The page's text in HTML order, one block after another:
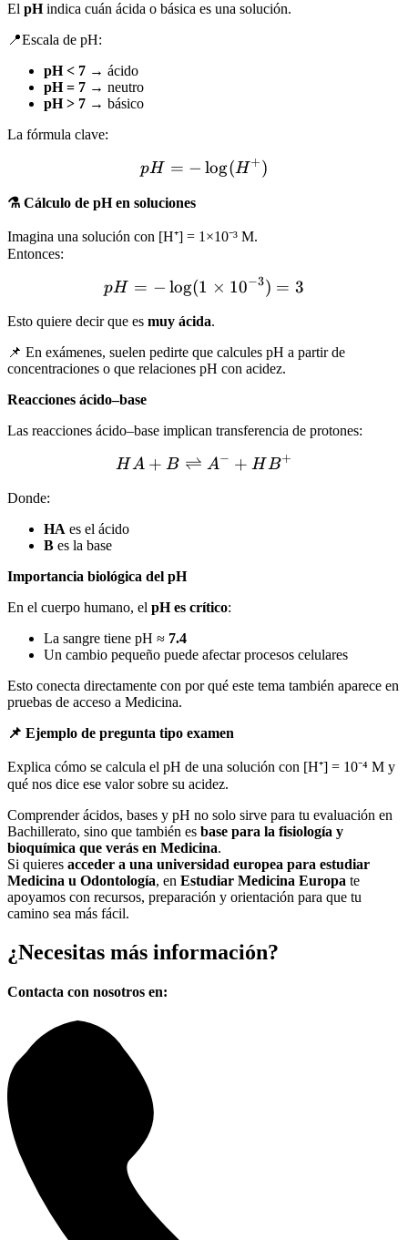
El pHindica cuán ácida o básica es una solución.
📍Escala de pH:
pH < 7 → ácido
pH = 7 → neutro
pH > 7 → básico
La fórmula clave:
pH = -\log(H^+)
pH = − log(H+)
⚗️ Cálculo de pH en soluciones
Imagina una solución con [H⁺] = 1×10⁻³ M.
Entonces:
pH = -\log(1\times10^{-
pH = − log(1 × 10−3) = 3
Esto quiere decir que es muy ácida.
📌 En exámenes, suelen pedirte que calcules pH a partir de
concentraciones o que relaciones pH con acidez.
Reacciones ácido–base
Las reacciones ácido–base implican transferencia de protones:
HA + B
HA + B ⇌ A− + HB+
Donde:
HA es el ácido
B es la base
Importancia biológica del pH
En el cuerpo humano, el pH es crítico:
La sangre tiene pH ≈ 7.4
Un cambio pequeño puede afectar procesos celulares
Esto conecta directamente con por qué este tema también aparece en
pruebas de acceso a Medicina.
📌 Ejemplo de pregunta tipo examen
Explica cómo se calcula el pH de una solución con [H⁺] = 10⁻⁴ M y
qué nos dice ese valor sobre su acidez.
Comprender ácidos, bases y pH no solo sirve para tu evaluación en
Bachillerato, sino que también es base para la fisiología y
bioquímica que verás en Medicina.
Si quieres acceder a una universidad europea para estudiar
Medicina u Odontología, en Estudiar Medicina Europa te
apoyamos con recursos, preparación y orientación para que tu
camino sea más fácil.
¿Necesitas más información?
Contacta con nosotros en: